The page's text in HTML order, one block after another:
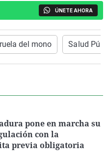
ÚNETE AHORA
del mono Salud
pone en marcha su
con la
previa obligatoria